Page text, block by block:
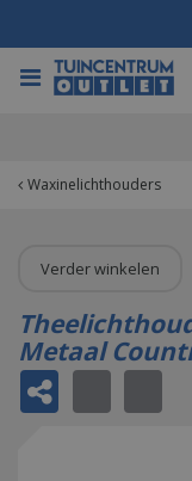
Waxinelichthouders
Verder winkelen
Metaal